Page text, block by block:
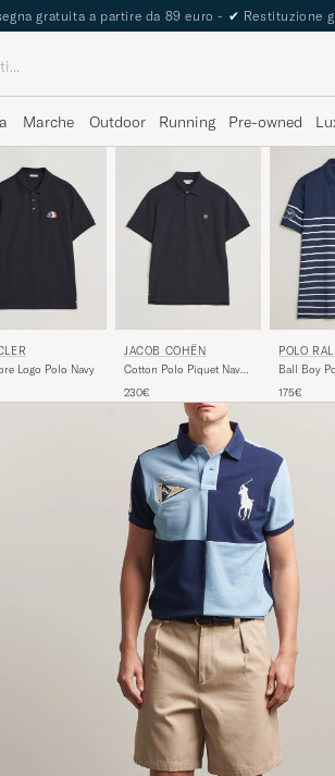
The Care of Carl Passport
Marche Outdoor Running Pre-owned
Logo Polo Navy
JACOB COHËN
Cotton Polo Piquet Navy
230€
POLO
Ball Boy
175€